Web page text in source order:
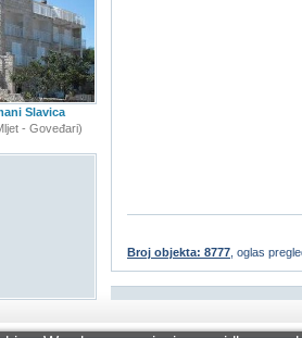
Broj objekta: 8777, oglas
Slavica
- Goveđari)